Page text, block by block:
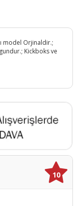
model Orjinaldir.;
Kickboks ve
10